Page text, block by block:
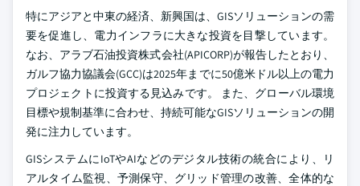
特にアジアと中東の経済、新興国は、GISソリューションの需
要を促進し、電力インフラに大きな投資を目撃しています。
なお、アラブ石油投資株式会社(APICORP)が報告したとおり、
ガルフ協力協議会(GCC)は2025年までに50億米ドル以上の電力
プロジェクトに投資する見込みです。 また、グローバル環境
目標や規制基準に合わせ、持続可能なGISソリューションの開
発に注力しています。
GISシステムにIoTやAIなどのデジタル技術の統合により、リ
アルタイム監視、予測保守、グリッド管理の改善、全体的な